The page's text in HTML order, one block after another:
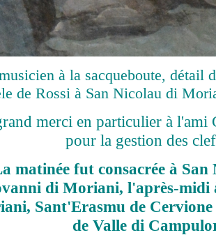
à la sacqueboute, détail
de Rossi à San Nicolau di
merci en particulier à l'ami
pour la gestion des
matinée fut consacrée à San
di Moriani, l'après-midi
Sant'Erasmu de
de Valle di